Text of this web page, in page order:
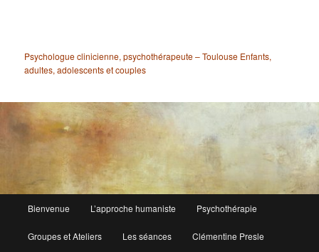
principalPsychologue clinicienne, psychothérapeute – Toulouse Enfants,
adultes, adolescents et couples
principal
Bienvenue L’approche humaniste Psychothérapie
Groupes et Ateliers Les séances Clémentine Presle